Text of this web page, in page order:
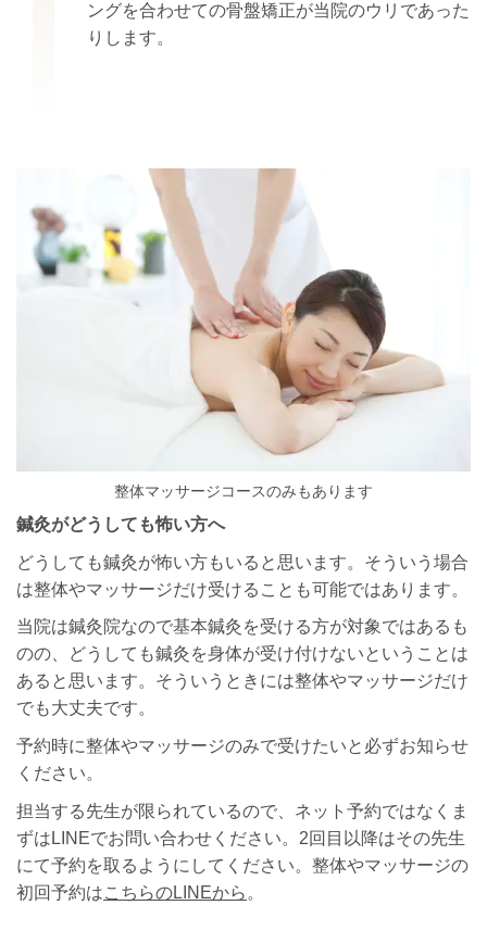
ングを合わせての骨盤矯正が当院のウリであった
りします。
整体マッサージコースのみもあります
鍼灸がどうしても怖い方へ
どうしても鍼灸が怖い方もいると思います。そういう場合
は整体やマッサージだけ受けることも可能ではあります。
当院は鍼灸院なので基本鍼灸を受ける方が対象ではあるも
のの、どうしても鍼灸を身体が受け付けないということは
あると思います。そういうときには整体やマッサージだけ
でも大丈夫です。
予約時に整体やマッサージのみで受けたいと必ずお知らせ
ください。
担当する先生が限られているので、ネット予約ではなくま
ずはLINEでお問い合わせください。2回目以降はその先生
にて予約を取るようにしてください。整体やマッサージの
初回予約はこちらのLINEから 。